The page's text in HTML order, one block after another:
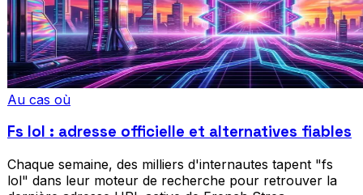
Au cas où
Fs lol : adresse officielle et alternatives fiables
Chaque semaine, des milliers d'internautes tapent "fs
lol" dans leur moteur de recherche pour retrouver la